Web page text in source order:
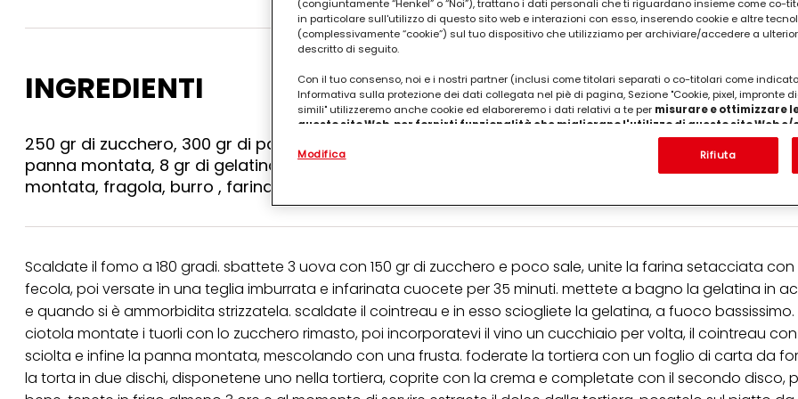
INGREDIENTI
250 gr di zucchero, 300 gr di panna, 100 gr di farina, 50 gr di fecola, 7 uova, 1/2 bustina di lievito,
panna montata, 8 gr di gelatina in fogli, 8 cucchiai di vino bianco dolce, 4 cucchiai di cointreau,
montata, fragola, burro , farina per la teglia, sale
Scaldate il fomo a 180 gradi. sbattete 3 uova con 150 gr di zucchero e poco sale, unite la farina setacciata con
fecola, poi versate in una teglia imburrata e infarinata cuocete per 35 minuti. mettete a bagno la gelatina in
e quando si è ammorbidita strizzatela. scaldate il cointreau e in esso sciogliete la gelatina, a fuoco bassissimo.
ciotola montate i tuorli con lo zucchero rimasto, poi incorporatevi il vino un cucchiaio per volta, il cointreau
sciolta e infine la panna montata, mescolando con una frusta. foderate la tortiera con un foglio di carta da
la torta in due dischi, disponetene uno nella tortiera, coprite con la crema e completate con il secondo disco,
(congiuntamente “Henkel” o “Noi”), trattano i dati personali che ti riguardano insieme come co-
in particolare sull'utilizzo di questo sito web e interazioni con esso, inserendo cookie e altre
(complessivamente “cookie”) sul tuo dispositivo che utilizziamo per archiviare/accedere a
descritto di seguito.
Con il tuo consenso, noi e i nostri partner (inclusi come titolari separati o co-titolari come
Informativa sulla protezione dei dati collegata nel piè di pagina, Sezione "Cookie, pixel, impronte
simili" utilizzeremo anche cookie ed elaboreremo i dati relativi a te per misurare e ottimizzare
questo sito Web, per fornirti funzionalità che migliorano l'utilizzo di questo sito Web e/
. Analizzeremo il tuo utilizzo di questo sito Web e le tue interazioni commerciali
(rispettivamente dell'azienda per cui lavori) per) e su tale base tracciare i tuoi acquisti dei nostri
terzi, conservare le nostre informazioni sulle entità commerciali e creare profili individuali su di te
misurare e ottimizzare il successo delle campagne pubblicitarie.
Puoi trovare maggiori informazioni sul trattamento dei tuoi dati nella nostra Informativa sulla
collegata nel piè di pagina (Sezione "Cookie, Pixel, Impronte digitali e tecnologie simili"). Puoi
qualsiasi momento con effetto per il futuro disabilitando i cookie sul nostro sito web nella sezione
collegata nel piè di pagina. Per ulteriori informazioni sui cookie utilizzati su questo sito Web, in
periodo di conservazione, consultare le informazioni dettagliate su ciascun cookie disponibili
"modifica" di seguito".
Se fai clic su "Modifica" potrai trovare maggiori informazioni sul trattamento dei tuoi dati / sull'uso
per uno o più degli scopi sopra menzionati. Cliccando su "Accetta tutto", acconsenti all'uso dei
Modifica Rifiuta